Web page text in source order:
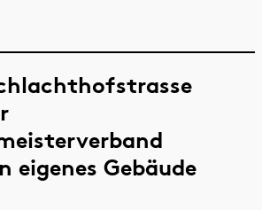
eigenes Gebäude